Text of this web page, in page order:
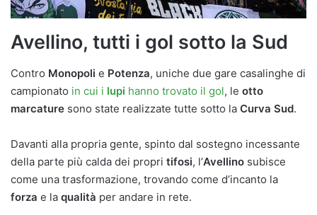
Avellino, tutti i gol sotto la Sud
Contro Monopoli e Potenza, uniche due gare casalinghe di
campionato in cui i lupi hanno trovato il gol, le otto
marcature sono state realizzate tutte sotto la Curva Sud.
Davanti alla propria gente, spinto dal sostegno incessante
della parte più calda dei propri tifosi, l’Avellino subisce
come una trasformazione, trovando come d’incanto la
forza e la qualità per andare in rete.